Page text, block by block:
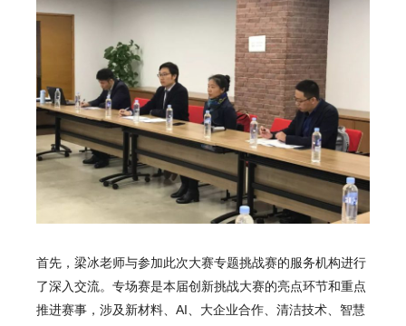
首先，梁冰老师与参加此次大赛专题挑战赛的服务机构进行
了深入交流。专场赛是本届创新挑战大赛的亮点环节和重点
推进赛事，涉及新材料、AI、大企业合作、清洁技术、智慧